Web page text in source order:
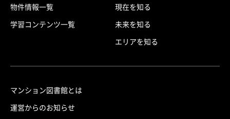
物件情報一覧
学習コンテンツ一覧
現在を知る
未来を知る
エリアを知る
マンション図書館とは
運営からのお知らせ